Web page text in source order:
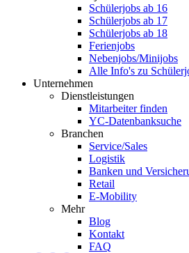
Schülerjobs ab 16
Schülerjobs ab 17
Schülerjobs ab 18
Ferienjobs
Nebenjobs/Minijobs
Alle Info's zu
Unternehmen
Dienstleistungen
Mitarbeiter finden
YC-Datenbanksuche
Branchen
Service/Sales
Logistik
Banken und
Retail
E-Mobility
Mehr
Blog
Kontakt
FAQ